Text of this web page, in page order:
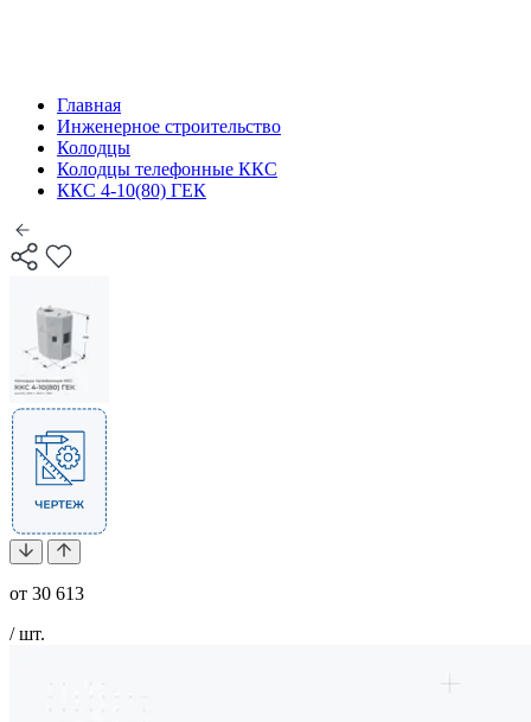
Главная
Инженерное строительство
Колодцы
Колодцы телефонные ККС
ККС 4-10(80) ГЕК
от 30 613
/ шт.